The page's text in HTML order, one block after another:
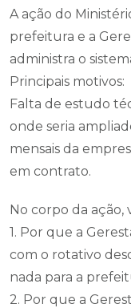
A ação do
prefeitura e a
administra o
Principais motivos:
Falta de estudo
onde seria
mensais da
em contrato.
No corpo da
1. Por que a
com o rotativo
nada para a
2. Por que a